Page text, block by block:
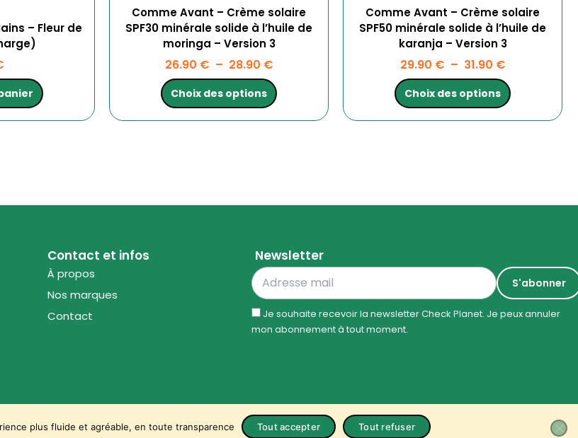
– Fleur de
Comme Avant – Crème solaire
SPF30 minérale solide à l’huile de
moringa – Version 3
26.90 € – 28.90 €
Choix des options
produit
Comme Avant – Crème solaire
SPF50 minérale solide à l’huile de
karanja – Version 3
29.90 € – 31.90 €
Choix des options
produit
Contact et infos
À propos
Nos marques
Contact
Newsletter
Je souhaite recevoir la newsletter Check Planet. Je peux annuler
mon abonnement à tout moment.
plus fluide et agréable, en toute transparence Tout accepter Tout refuser